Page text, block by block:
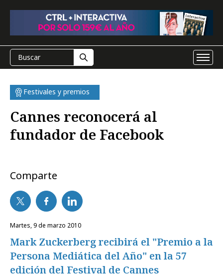
Festivales y premios
Cannes reconocerá al
fundador de Facebook
Comparte
martes, 9 de marzo 2010
Mark Zuckerberg recibirá el "Premio a la
Persona Mediática del Año" en la 57
edición del Festival de Cannes